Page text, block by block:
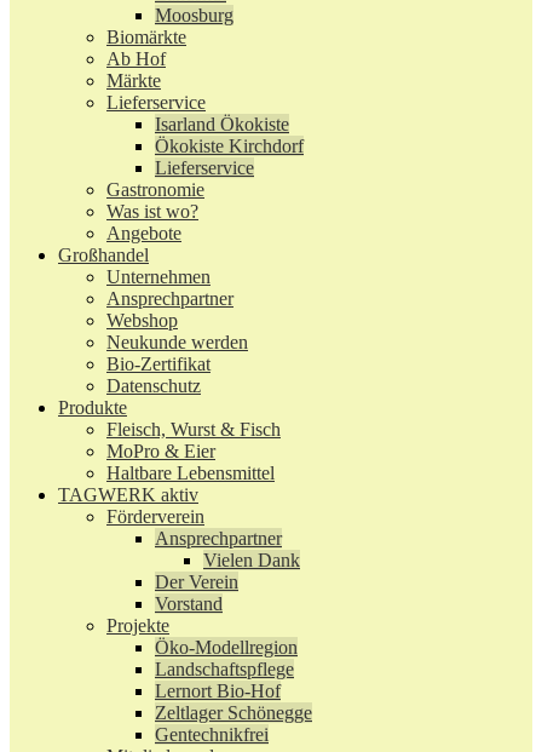
Moosburg
Biomärkte
Ab Hof
Märkte
Lieferservice
Isarland Ökokiste
Ökokiste Kirchdorf
Lieferservice
Gastronomie
Was ist wo?
Angebote
Großhandel
Unternehmen
Ansprechpartner
Webshop
Neukunde werden
Bio-Zertifikat
Datenschutz
Produkte
Fleisch, Wurst & Fisch
MoPro & Eier
Haltbare Lebensmittel
TAGWERK aktiv
Förderverein
Ansprechpartner
Vielen Dank
Der Verein
Vorstand
Projekte
Öko-Modellregion
Landschaftspflege
Lernort Bio-Hof
Zeltlager Schönegge
Gentechnikfrei